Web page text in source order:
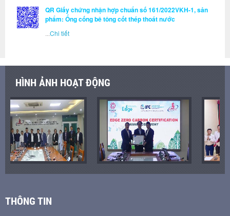
QR Giấy chứng nhận hợp chuẩn số 161/2022VKH-1, sản
phẩm: Ống cống bê tông cốt thép thoát nước
Chi tiết
HÌNH ẢNH HOẠT ĐỘNG
THÔNG TIN